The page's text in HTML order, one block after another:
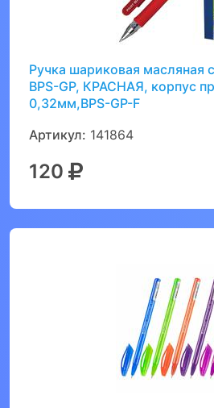
Ручка шариковая масляная
BPS-GP, КРАСНАЯ, корпус
0,32мм,BPS-GP-F
Артикул: 141864
120